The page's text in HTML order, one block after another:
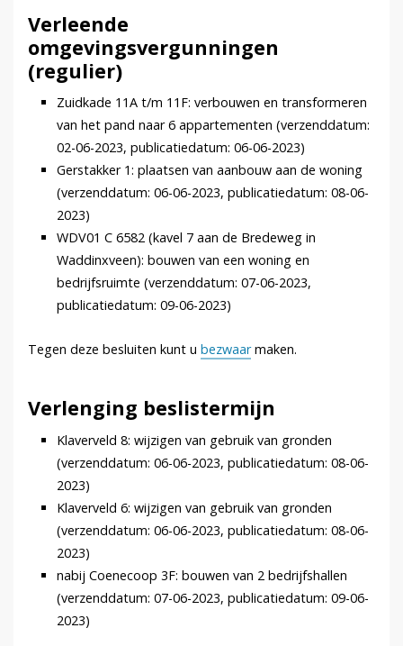
Verleende
omgevingsvergunningen
(regulier)
Zuidkade 11A t/m 11F: verbouwen en transformeren
van het pand naar 6 appartementen (verzenddatum:
02-06-2023, publicatiedatum: 06-06-2023)
Gerstakker 1: plaatsen van aanbouw aan de woning
(verzenddatum: 06-06-2023, publicatiedatum: 08-06-
2023)
WDV01 C 6582 (kavel 7 aan de Bredeweg in
Waddinxveen): bouwen van een woning en
bedrijfsruimte (verzenddatum: 07-06-2023,
publicatiedatum: 09-06-2023)
Tegen deze besluiten kunt u bezwaarmaken.
Verlenging beslistermijn
Klaverveld 8: wijzigen van gebruik van gronden
(verzenddatum: 06-06-2023, publicatiedatum: 08-06-
2023)
Klaverveld 6: wijzigen van gebruik van gronden
(verzenddatum: 06-06-2023, publicatiedatum: 08-06-
2023)
nabij Coenecoop 3F: bouwen van 2 bedrijfshallen
(verzenddatum: 07-06-2023, publicatiedatum: 09-06-
2023)